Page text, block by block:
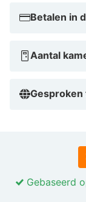
Betalen in
Aantal
Gesproken
Gebaseerd